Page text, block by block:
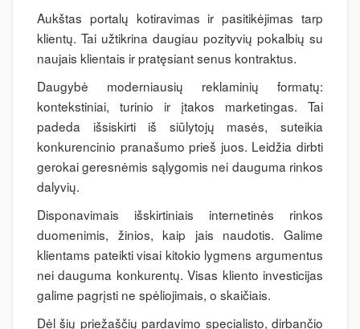
Aukštas portalų kotiravimas ir pasitikėjimas tarp
klientų. Tai užtikrina daugiau pozityvių pokalbių su
naujais klientais ir pratęsiant senus kontraktus.
Daugybė moderniausių reklaminių formatų:
kontekstiniai, turinio ir įtakos marketingas. Tai
padeda išsiskirti iš siūlytojų masės, suteikia
konkurencinio pranašumo prieš juos. Leidžia dirbti
gerokai geresnėmis sąlygomis nei dauguma rinkos
dalyvių.
Disponavimais išskirtiniais internetinės rinkos
duomenimis, žinios, kaip jais naudotis. Galime
klientams pateikti visai kitokio lygmens argumentus
nei dauguma konkurentų. Visas kliento investicijas
galime pagrįsti ne spėliojimais, o skaičiais.
Dėl šių priežaščių pardavimo specialisto, dirbančio